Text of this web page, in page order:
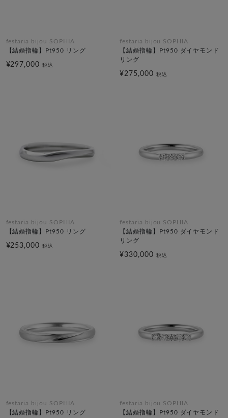
festaria bijou SOPHIA
【結婚指輪】Pt950 リング
¥297,000税込
festaria bijou SOPHIA
【結婚指輪】Pt950 ダイヤモンド
リング
¥275,000 税込
festaria bijou SOPHIA
【結婚指輪】Pt950 リング
¥253,000税込
festaria bijou SOPHIA
【結婚指輪】Pt950 ダイヤモンド
リング
¥330,000 税込
festaria bijou SOPHIA
【結婚指輪】Pt950 リング
festaria bijou SOPHIA
【結婚指輪】Pt950 ダイヤモンド